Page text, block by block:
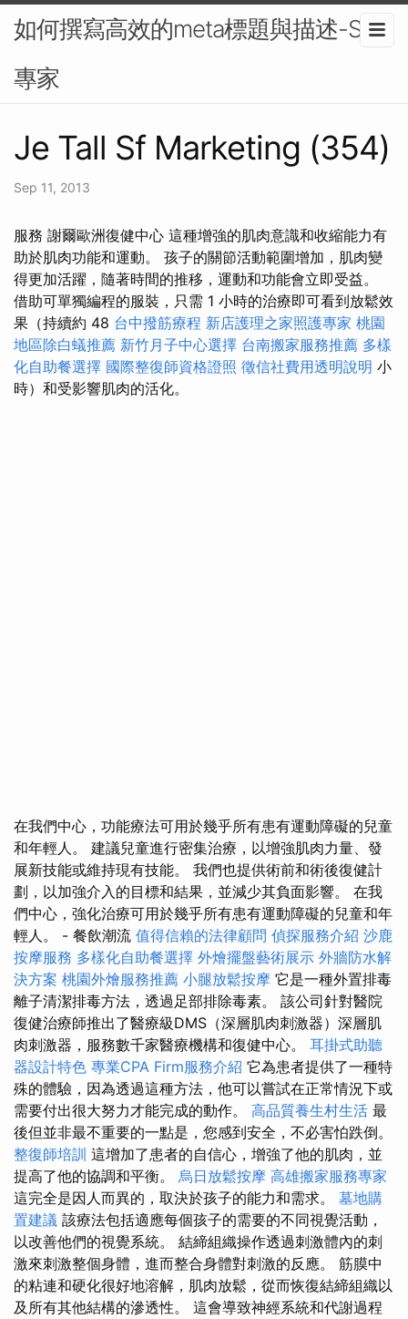
如何撰寫高效的meta標題與描述-SEO
專家
Je Tall Sf Marketing (354)
Sep 11, 2013
服務 謝爾歐洲復健中心 這種增強的肌肉意識和收縮能力有
助於肌肉功能和運動。 孩子的關節活動範圍增加，肌肉變
得更加活躍，隨著時間的推移，運動和功能會立即受益。
借助可單獨編程的服裝，只需 1 小時的治療即可看到放鬆效
果（持續約 48 台中撥筋療程 新店護理之家照護專家 桃園
地區除白蟻推薦 新竹月子中心選擇 台南搬家服務推薦 多樣
化自助餐選擇 國際整復師資格證照 徵信社費用透明說明 小
時）和受影響肌肉的活化。
在我們中心，功能療法可用於幾乎所有患有運動障礙的兒童
和年輕人。 建議兒童進行密集治療，以增強肌肉力量、發
展新技能或維持現有技能。 我們也提供術前和術後復健計
劃，以加強介入的目標和結果，並減少其負面影響。 在我
們中心，強化治療可用於幾乎所有患有運動障礙的兒童和年
輕人。 - 餐飲潮流 值得信賴的法律顧問 偵探服務介紹 沙鹿
按摩服務 多樣化自助餐選擇 外燴擺盤藝術展示 外牆防水解
決方案 桃園外燴服務推薦 小腿放鬆按摩 它是一種外置排毒
離子清潔排毒方法，透過足部排除毒素。 該公司針對醫院
復健治療師推出了醫療級DMS（深層肌肉刺激器）深層肌
肉刺激器，服務數千家醫療機構和復健中心。 耳掛式助聽
器設計特色 專業CPA Firm服務介紹 它為患者提供了一種特
殊的體驗，因為透過這種方法，他可以嘗試在正常情況下或
需要付出很大努力才能完成的動作。 高品質養生村生活 最
後但並非最不重要的一點是，您感到安全，不必害怕跌倒。
整復師培訓 這增加了患者的自信心，增強了他的肌肉，並
提高了他的協調和平衡。 烏日放鬆按摩 高雄搬家服務專家
這完全是因人而異的，取決於孩子的能力和需求。 墓地購
置建議 該療法包括適應每個孩子的需要的不同視覺活動，
以改善他們的視覺系統。 結締組織操作透過刺激體內的刺
激來刺激整個身體，進而整合身體對刺激的反應。 筋膜中
的粘連和硬化很好地溶解，肌肉放鬆，從而恢復結締組織以
及所有其他結構的滲透性。 這會導致神經系統和代謝過程